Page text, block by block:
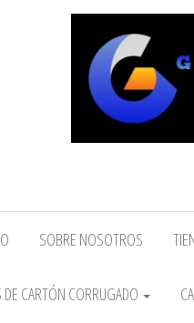
SOBRE NOSOTROS
DE CARTÓN CORRUGADO